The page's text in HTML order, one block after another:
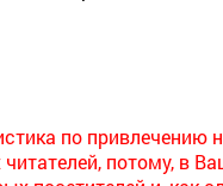
по привлечению
потому, в